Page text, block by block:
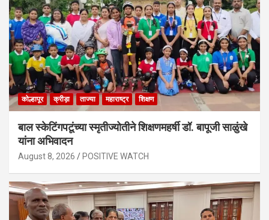
कोल्हापूर क्रीड़ा ताज्या महाराष्ट्र शिक्षण
बाल स्केटिंगपटूंच्या स्मृतीज्योतीने शिक्षणमहर्षी डॉ. बापूजी साळुंखे
यांना अभिवादन
August 8, 2026 POSITIVE WATCH